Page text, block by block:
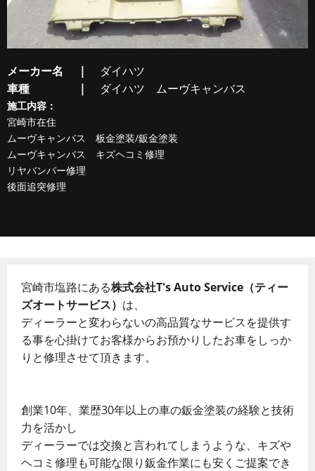
メーカー名
ダイハツ
車種
ダイハツ ムーヴキャンバス
施工内容：
宮崎市在住
ムーヴキャンバス 板金塗装/鈑金塗装
ムーヴキャンバス キズヘコミ修理
リヤバンパー修理
後面追突修理
宮崎市塩路にある株式会社T's Auto Service（ティー
ズオートサービス） は、
ディーラーと変わらないの高品質なサービスを提供す
る事を心掛けてお客様からお預かりしたお車をしっか
りと修理させて頂きます。
創業10年、業歴30年以上の車の鈑金塗装の経験と技術
力を活かし
ディーラーでは交換と言われてしまうような、キズや
ヘコミ修理も可能な限り鈑金作業にも安くご提案でき